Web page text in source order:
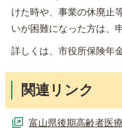
けた時や、事業の休廃止
いが困難になった方は、
詳しくは、市役所保険年
関連リンク
富山県後期高齢者医